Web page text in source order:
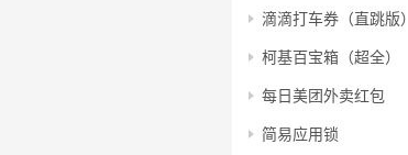
滴滴打车券（直跳版）
柯基百宝箱（超全）
每日美团外卖红包
简易应用锁